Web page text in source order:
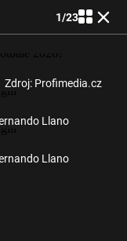
1/23
Zdroj: Profimedia.cz
Llano
Llano